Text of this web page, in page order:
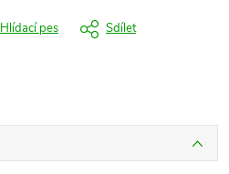
Hlídací pes Sdílet